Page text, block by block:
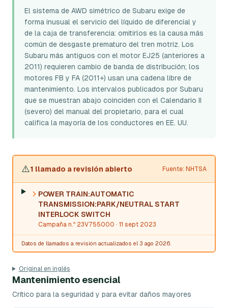
El sistema de AWD simétrico de Subaru exige de
forma inusual el servicio del líquido de diferencial y
de la caja de transferencia: omitirlos es la causa más
común de desgaste prematuro del tren motriz. Los
Subaru más antiguos con el motor EJ25 (anteriores a
2011) requieren cambio de banda de distribución; los
motores FB y FA (2011+) usan una cadena libre de
mantenimiento. Los intervalos publicados por Subaru
que se muestran abajo coinciden con el Calendario II
(severo) del manual del propietario, para el cual
califica la mayoría de los conductores en EE. UU.
⚠️1 llamado a revisión abierto Fuente: NHTSA
POWER TRAIN:AUTOMATIC
TRANSMISSION:PARK/NEUTRAL START
INTERLOCK SWITCH
Campaña n.º 23V755000 · 11 sept 2023
Datos de llamados a revisión actualizados el 3 ago 2026.
Original en inglés
Mantenimiento esencial
Crítico para la seguridad y para evitar daños mayores